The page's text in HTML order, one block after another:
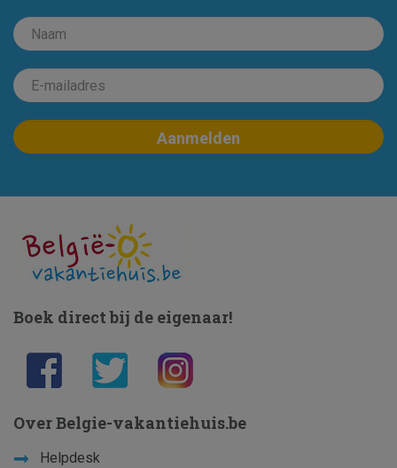
Boek direct bij de eigenaar!
Over Belgie-vakantiehuis.be
Helpdesk